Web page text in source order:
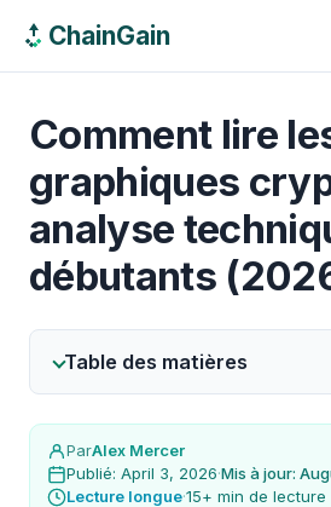
ChainGain
Comment lire
graphiques
analyse
débutants
Table des matières
ParAlex Mercer
Publié: April 3, 2026·Mis à jour:
Lecture longue·15+ min de lecture